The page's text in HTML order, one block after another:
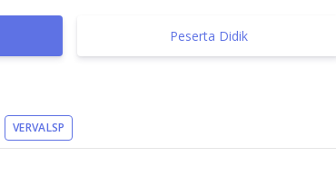
Peserta Didik
VERVALSP